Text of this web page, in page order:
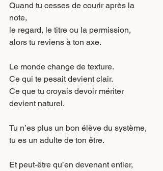
Quand tu cesses de courir après la
note,
le regard, le titre ou la permission,
alors tu reviens à ton axe.
Le monde change de texture.
Ce qui te pesait devient clair.
Ce que tu croyais devoir mériter
devient naturel.
Tu n’es plus un bon élève du système,
tu es un adulte de ton être.
Et peut-être qu’en devenant entier,